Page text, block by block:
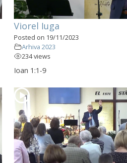
Viorel Iuga
Posted on 19/11/2023
Arhiva 2023
234 views
Ioan 1:1-9